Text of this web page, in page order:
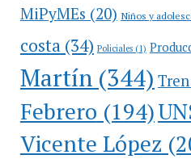
MiPyMEs (20) Niños y
costa(34) Policiales(1)
Martín(344)
Febrero (194)
Vicente López